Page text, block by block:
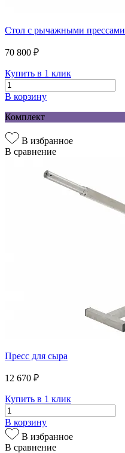
Стол с рычажными прессами
70 800 ₽
Купить в 1 клик
В корзину
Комплект
В избранное
В сравнение
Пресс для сыра
12 670 ₽
Купить в 1 клик
В корзину
В избранное
В сравнение